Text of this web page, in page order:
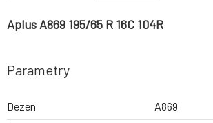
Aplus A869 195/65 R 16C 104R
Parametry
Dezen
A869